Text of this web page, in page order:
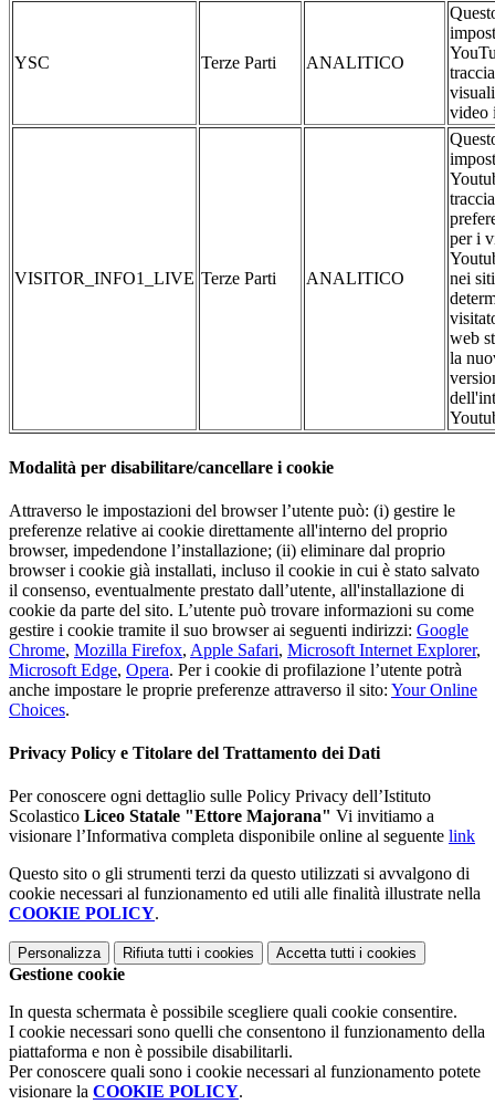
YSC Terze Parti ANALITICO
video
VISITOR_INFO1_LIVE Terze Parti ANALITICO
per i
nei
web
la
Modalità per disabilitare/cancellare i cookie
Attraverso le impostazioni del browser l’utente può: (i) gestire le
preferenze relative ai cookie direttamente all'interno del proprio
browser, impedendone l’installazione; (ii) eliminare dal proprio
browser i cookie già installati, incluso il cookie in cui è stato salvato
il consenso, eventualmente prestato dall’utente, all'installazione di
cookie da parte del sito. L’utente può trovare informazioni su come
gestire i cookie tramite il suo browser ai seguenti indirizzi: Google
Chrome, Mozilla Firefox, Apple Safari, Microsoft Internet Explorer,
Microsoft Edge, Opera. Per i cookie di profilazione l’utente potrà
anche impostare le proprie preferenze attraverso il sito: Your Online
Choices.
Privacy Policy e Titolare del Trattamento dei Dati
Per conoscere ogni dettaglio sulle Policy Privacy dell’Istituto
Scolastico Liceo Statale "Ettore Majorana" Vi invitiamo a
visionare l’Informativa completa disponibile online al seguente link
Questo sito o gli strumenti terzi da questo utilizzati si avvalgono di
cookie necessari al funzionamento ed utili alle finalità illustrate nella
COOKIE POLICY.
Personalizza Rifiuta tutti i cookies Accetta tutti i cookies
Gestione cookie
In questa schermata è possibile scegliere quali cookie consentire.
I cookie necessari sono quelli che consentono il funzionamento della
piattaforma e non è possibile disabilitarli.
Per conoscere quali sono i cookie necessari al funzionamento potete
visionare la COOKIE POLICY.